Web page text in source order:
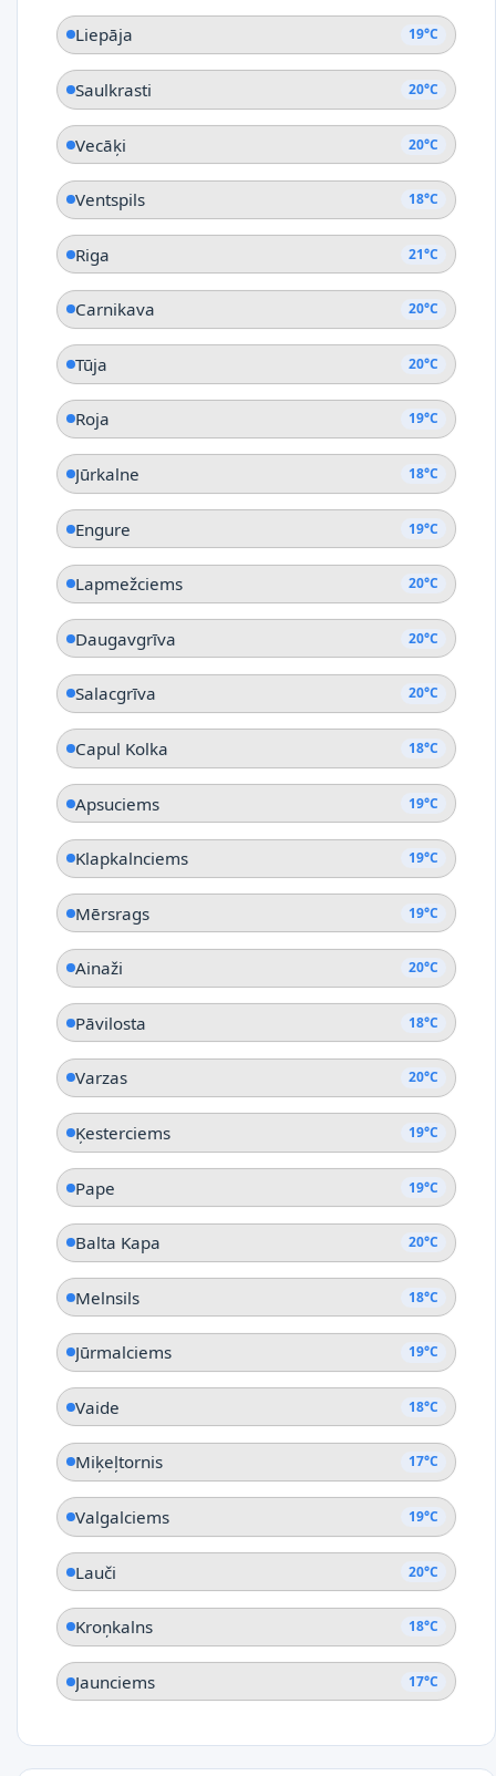
Liepāja 19°C
Saulkrasti 20°C
Vecāķi 20°C
Ventspils 18°C
Riga 21°C
Carnikava 20°C
Tūja 20°C
Roja 19°C
Jūrkalne 18°C
Engure 19°C
Lapmežciems 20°C
Daugavgrīva 20°C
Salacgrīva 20°C
Capul Kolka 18°C
Apsuciems 19°C
Klapkalnciems 19°C
Mērsrags 19°C
Ainaži 20°C
Pāvilosta 18°C
Varzas 20°C
Ķesterciems 19°C
Pape 19°C
Balta Kapa 20°C
Melnsils 18°C
Jūrmalciems 19°C
Vaide 18°C
Miķeļtornis 17°C
Valgalciems 19°C
Lauči 20°C
Kroņkalns 18°C
Jaunciems 17°C